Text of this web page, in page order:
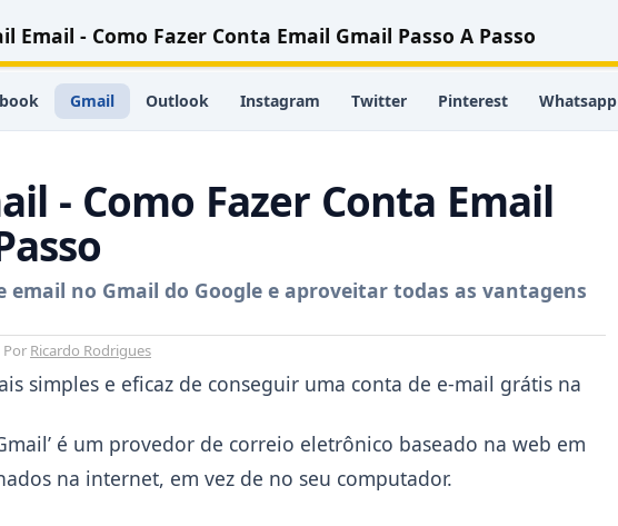
Email - Como Fazer Conta Email Gmail Passo A Passo
Gmail Outlook Instagram Twitter Pinterest Whatsapp
- Como Fazer Conta Email
no Gmail do Google e aproveitar todas as vantagens
Por Ricardo Rodrigues
simples e eficaz de conseguir uma conta de e-mail grátis na
é um provedor de correio eletrônico baseado na web em
na internet, em vez de no seu computador.